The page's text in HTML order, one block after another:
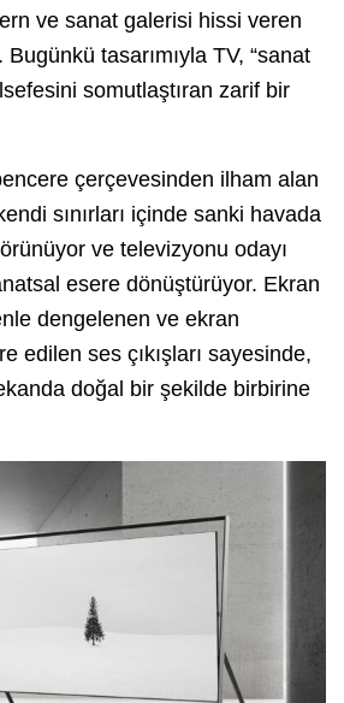
ve sanat galerisi hissi veren
tasarımıyla TV, “sanat
somutlaştıran zarif bir
çerçevesinden ilham alan
sınırları içinde sanki havada
ve televizyonu odayı
esere dönüştürüyor. Ekran
dengelenen ve ekran
edilen ses çıkışları sayesinde,
doğal bir şekilde birbirine